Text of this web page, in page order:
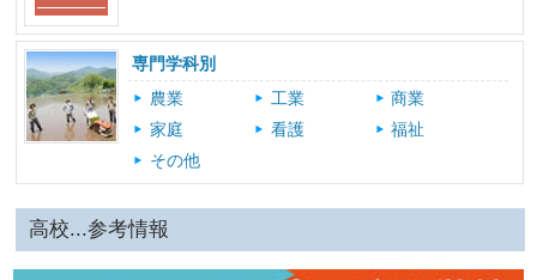
専門学科別
農業
工業
商業
家庭
看護
福祉
その他
高校...参考情報